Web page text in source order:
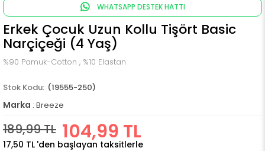
WHATSAPP DESTEK HATTI
Erkek Çocuk Uzun Kollu Tişört Basic
Narçiçeği (4 Yaş)
%90 Pamuk-Cotton , %10 Elastan
(19555-250)
Marka : Breeze
189,99 TL 104,99 TL
17,50 TL 'den başlayan taksitlerle